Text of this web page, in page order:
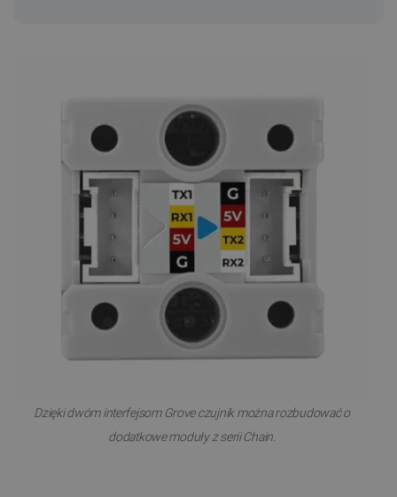
Dzięki dwóm interfejsom Grove czujnik można rozbudować o
dodatkowe moduły z serii Chain.